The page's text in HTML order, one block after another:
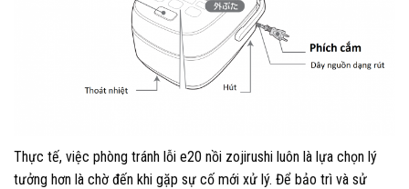
Thực tế, việc phòng tránh lỗi e20 nồi zojirushi luôn là lựa chọn lý
tưởng hơn là chờ đến khi gặp sự cố mới xử lý. Để bảo trì và sử